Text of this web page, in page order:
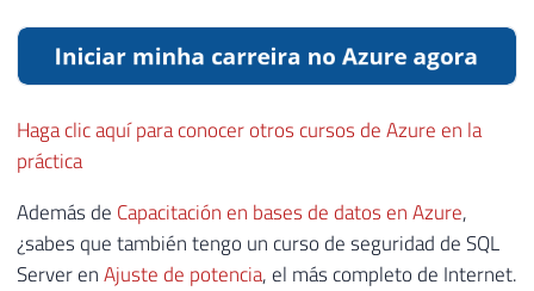
Haga clic aquí para conocer otros cursos de Azure en la
práctica
Además de Capacitación en bases de datos en Azure,
¿sabes que también tengo un curso de seguridad de SQL
Server enAjuste de potencia, el más completo de Internet.